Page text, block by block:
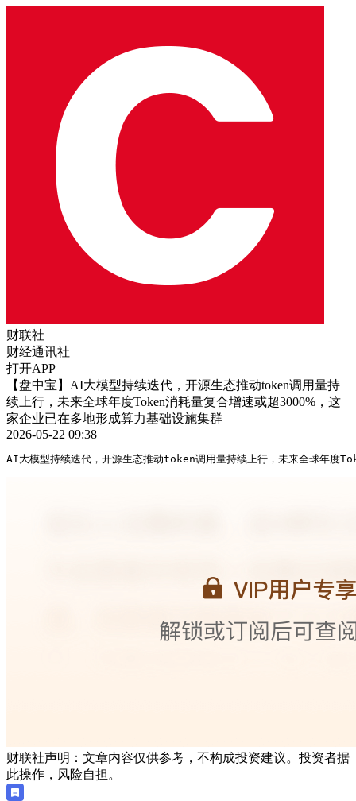
财联社
财经通讯社
打开APP
【盘中宝】AI大模型持续迭代，开源生态推动token调用量持
续上行，未来全球年度Token消耗量复合增速或超3000%，这
家企业已在多地形成算力基础设施集群
2026-05-22 09:38
AI大模型持续迭代，开源生态推动token调用量持续上行，未来全球年度
财联社声明：文章内容仅供参考，不构成投资建议。投资者据
此操作，风险自担。